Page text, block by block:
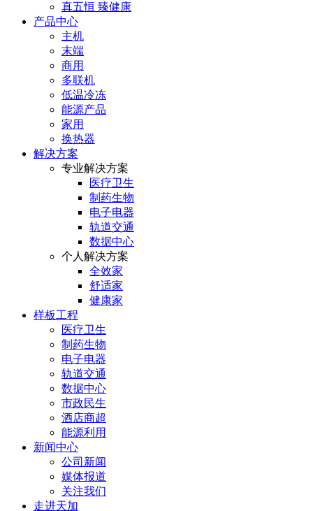
真五恒 臻健康
产品中心
主机
末端
商用
多联机
低温冷冻
能源产品
家用
换热器
解决方案
专业解决方案
医疗卫生
制药生物
电子电器
轨道交通
数据中心
个人解决方案
全效家
舒适家
健康家
样板工程
医疗卫生
制药生物
电子电器
轨道交通
数据中心
市政民生
酒店商超
能源利用
新闻中心
公司新闻
媒体报道
关注我们
走进天加